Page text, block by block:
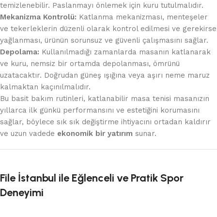
temizlenebilir. Paslanmayı önlemek için kuru tutulmalıdır.
Mekanizma Kontrolü: Katlanma mekanizması, menteşeler
ve tekerleklerin düzenli olarak kontrol edilmesi ve gerekirse
yağlanması, ürünün sorunsuz ve güvenli çalışmasını sağlar.
Depolama: Kullanılmadığı zamanlarda masanın katlanarak
ve kuru, nemsiz bir ortamda depolanması, ömrünü
uzatacaktır. Doğrudan güneş ışığına veya aşırı neme maruz
kalmaktan kaçınılmalıdır.
Bu basit bakım rutinleri, katlanabilir masa tenisi masanızın
yıllarca ilk günkü performansını ve estetiğini korumasını
sağlar, böylece sık sık değiştirme ihtiyacını ortadan kaldırır
ve uzun vadede ekonomik bir yatırım sunar.
File İstanbul ile Eğlenceli ve Pratik Spor
Deneyimi